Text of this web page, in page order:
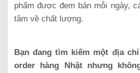
phẩm được đem bán mỗi ngày,
tâm về chất lượng.
Bạn đang tìm kiếm một địa
order hàng Nhật nhưng